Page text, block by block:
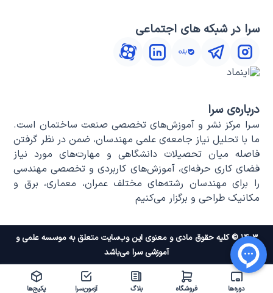
سرا در شبکه های اجتماعی
درباره‌ی سرا
سـرا مرکز نشر و آموزش‌های تخصصی صنعت ساختمان است.
ما با تحلیل نیاز جامعه‌ی علمی مهندسان، ضمن در نظر گرفتن
فاصله میان تحصیلات دانشگاهی و مهارت‌های مورد نیاز
فضای کاری حرفه‌ای، آموزش‌های کاربردی و تخصصی مهندسی
را برای مهندسان رشته‌های مختلف عمران، معماری، برق و
مکانیک طراحی و برگزار می‌کنیم
۱۴۰۳ © کلیه حقوق مادی و معنوی این وب‌سایت متعلق به موسسه علمی و
آموزشی سرا می‌باشد
دوره‌ها فروشگاه بلاگ آزمون‌سرا پکیج‌ها